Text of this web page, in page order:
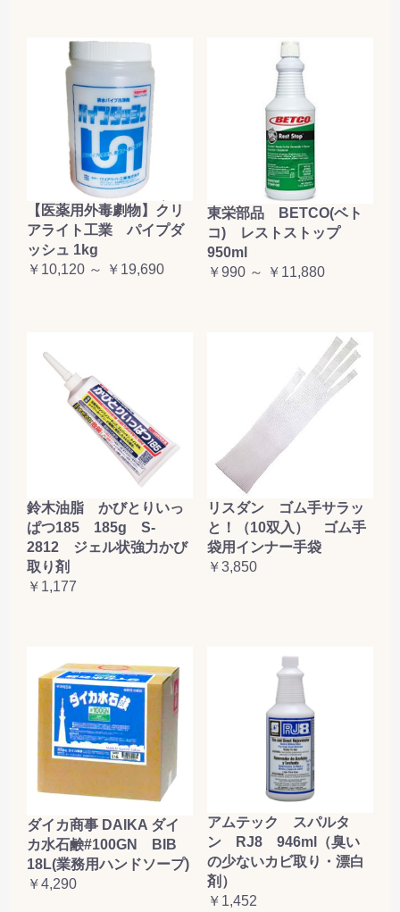
【医薬用外毒劇物】クリ
アライト工業 パイプダ
ッシュ 1kg
￥10,120 ～ ￥19,690
東栄部品 BETCO(ベト
コ) レストストップ
950ml
￥990 ～ ￥11,880
鈴木油脂 かびとりいっ
ぱつ185 185g S-
2812 ジェル状強力かび
取り剤
￥1,177
リスダン ゴム手サラッ
と！（10双入） ゴム手
袋用インナー手袋
￥3,850
ダイカ商事 DAIKA ダイ
カ水石鹸#100GN BIB
18L(業務用ハンドソープ)
￥4,290
アムテック スパルタ
ン RJ8 946ml（臭い
の少ないカビ取り・漂白
剤）
￥1,452